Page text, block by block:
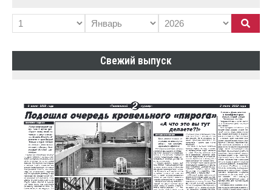
Свежий выпуск